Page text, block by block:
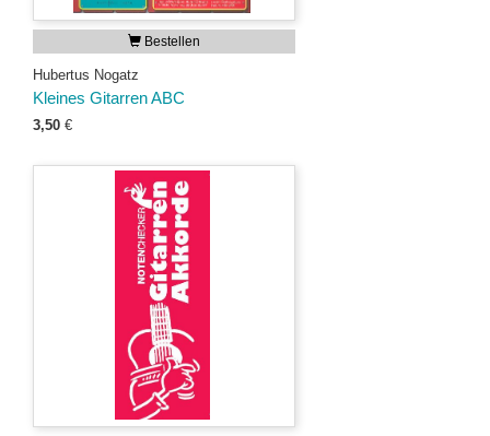
Bestellen
Hubertus Nogatz
Kleines Gitarren ABC
3,50 €